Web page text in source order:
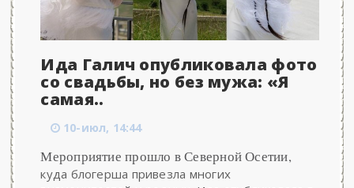
Ида Галич опубликовала фото
со свадьбы, но без мужа: «Я
самая..
10-июл, 14:44
Мероприятие прошло в Северной Осетии,
куда блогерша привезла многих